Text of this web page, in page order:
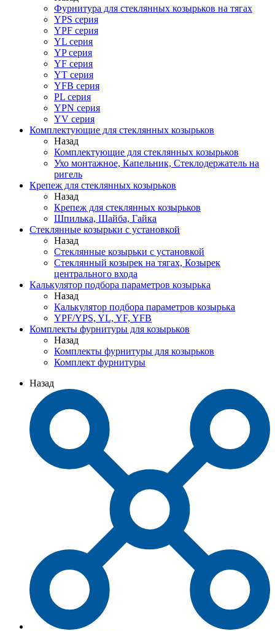
Фурнитура для стеклянных козырьков на тягах
YPS серия
YPF серия
YL серия
YP серия
YF серия
YT серия
YFB серия
PL серия
YPN серия
YV серия
Комплектующие для стеклянных козырьков
Назад
Комплектующие для стеклянных козырьков
Ухо монтажное, Капельник, Стеклодержатель на
ригель
Крепеж для стеклянных козырьков
Назад
Крепеж для стеклянных козырьков
Шпилька, Шайба, Гайка
Стеклянные козырьки с установкой
Назад
Стеклянные козырьки с установкой
Стеклянный козырек на тягах, Козырек
центрального входа
Калькулятор подбора параметров козырька
Назад
Калькулятор подбора параметров козырька
YPF/YPS, YL, YF, YFB
Комплекты фурнитуры для козырьков
Назад
Комплекты фурнитуры для козырьков
Комплект фурнитуры
Назад